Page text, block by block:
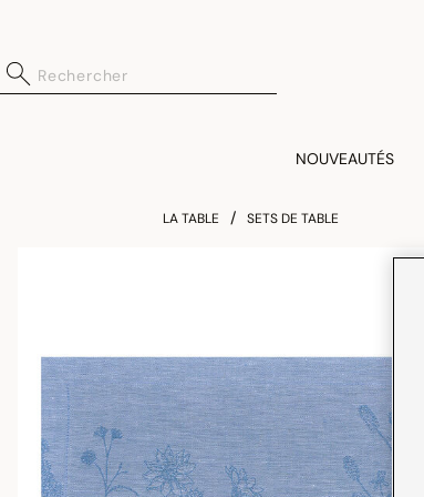
NOUVEAUTÉS
LA TABLE SETS DE TABLE